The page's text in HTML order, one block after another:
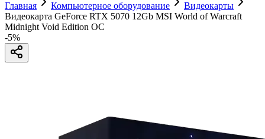
Главная Компьютерное оборудование
Видеокарты
Видеокарта GeForce RTX 5070 12Gb MSI World of Warcraft
Midnight Void Edition OC
-5%